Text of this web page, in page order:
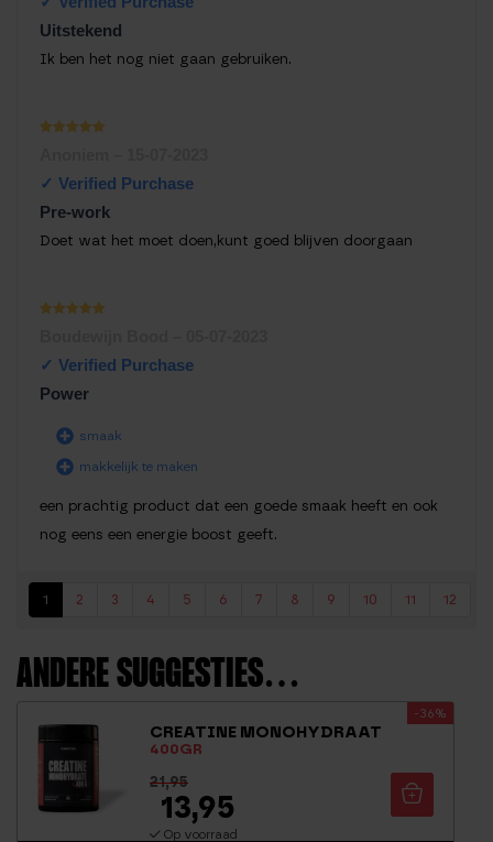
Uitstekend
Ik ben het nog niet gaan gebruiken.
Pre-work
Doet wat het moet doen,kunt goed blijven doorgaan
Power
smaak
makkelijk te maken
een prachtig product dat een goede smaak heeft en ook
nog eens een energie boost geeft.
1 2 3 4 5 6 7 8 9 10 11 12
ANDERE SUGGESTIES…
CREATINE MONOHYDRAAT
400GR
-36%
21,95
13,95
Op voorraad